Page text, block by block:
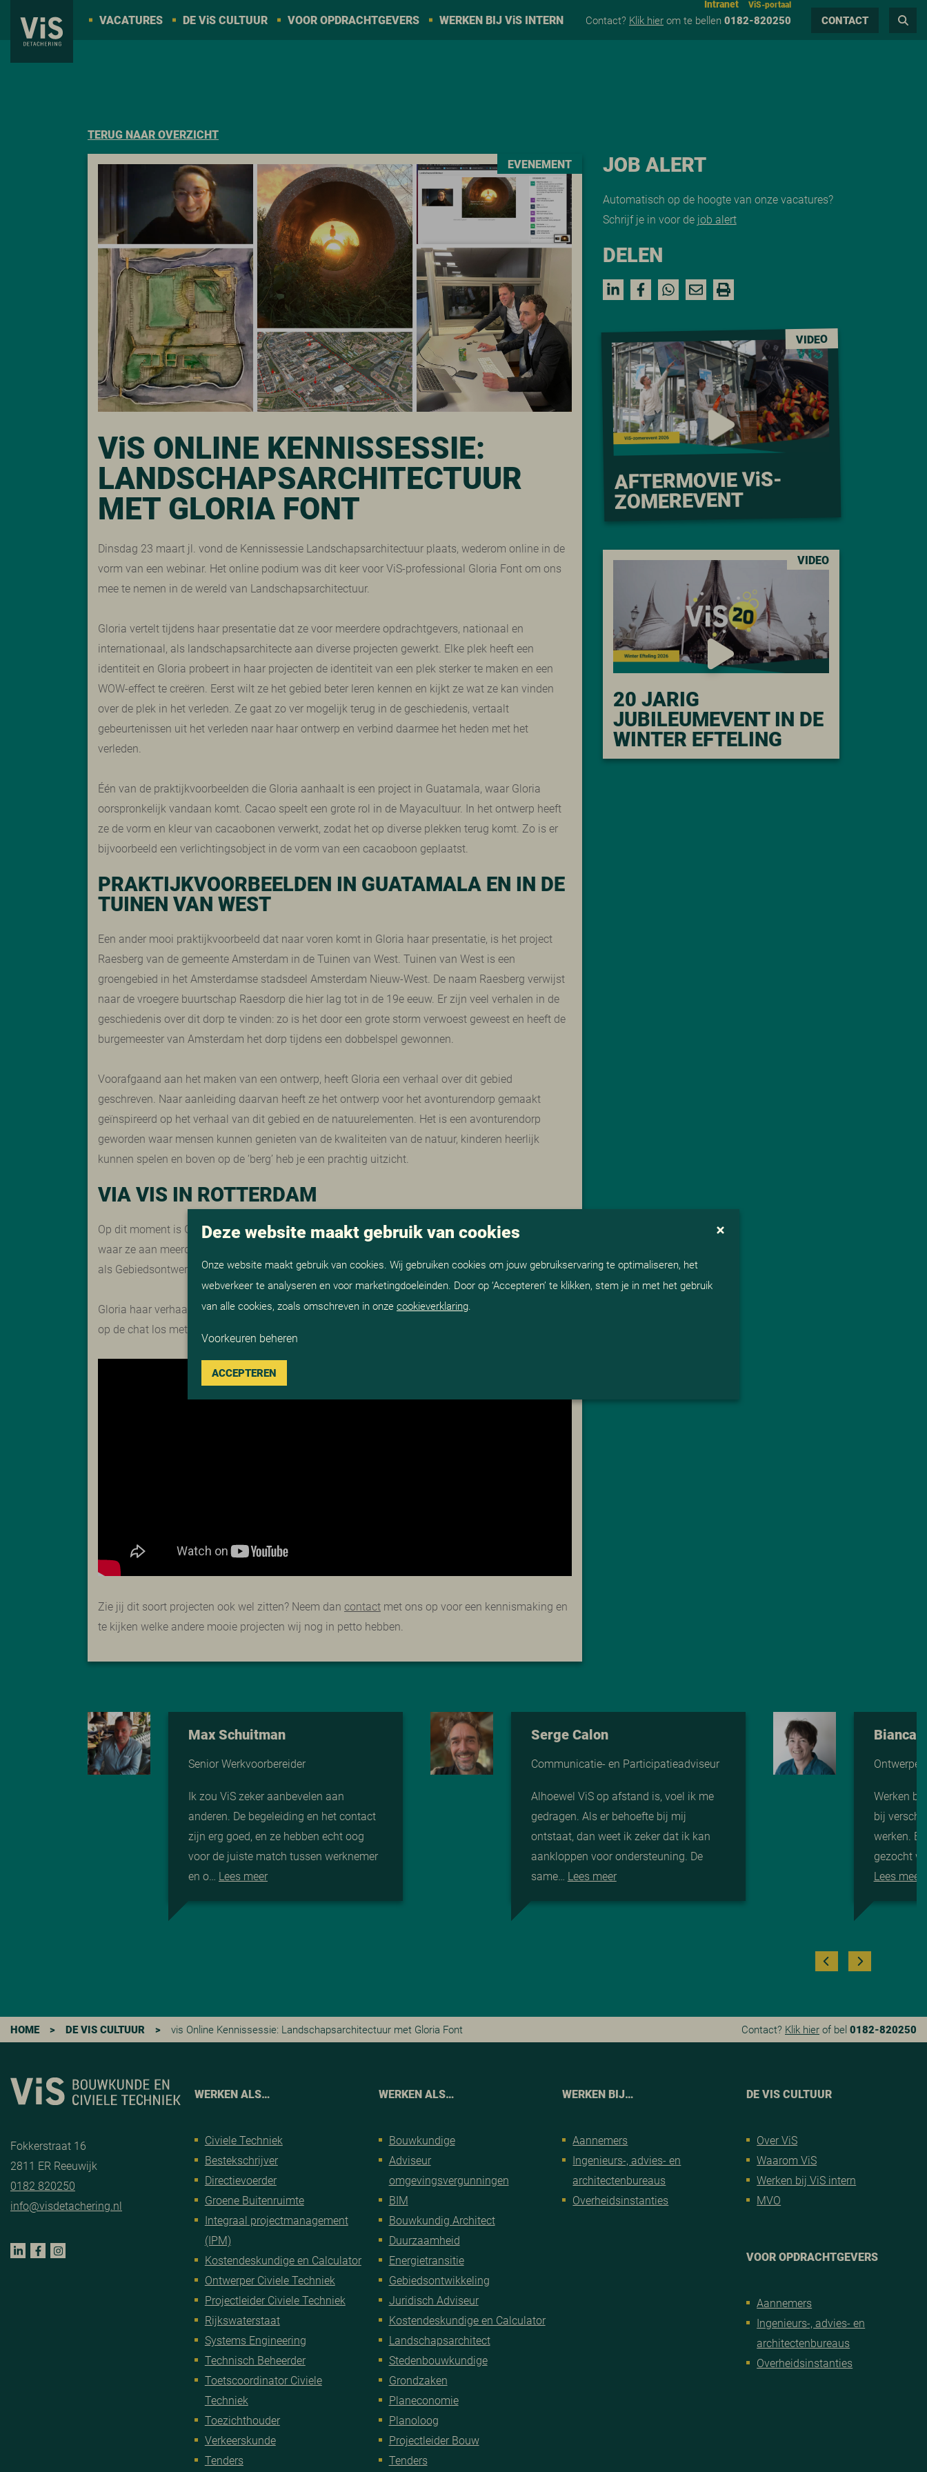
VACATURES DE ViS CULTUUR VOOR OPDRACHTGEVERS WERKEN BIJ ViS INTERN
Intranet ViS-portaal
Contact? Klik hier om te bellen 0182-820250 CONTACT
TERUG NAAR OVERZICHT
EVENEMENT
ViS ONLINE KENNISSESSIE:
LANDSCHAPSARCHITECTUUR
MET GLORIA FONT
Dinsdag 23 maart jl. vond de Kennissessie Landschapsarchitectuur plaats, wederom online in de
vorm van een webinar. Het online podium was dit keer voor ViS-professional Gloria Font om ons
mee te nemen in de wereld van Landschapsarchitectuur.
Gloria vertelt tijdens haar presentatie dat ze voor meerdere opdrachtgevers, nationaal en
internationaal, als landschapsarchitecte aan diverse projecten gewerkt. Elke plek heeft een
identiteit en Gloria probeert in haar projecten de identiteit van een plek sterker te maken en een
WOW-effect te creëren. Eerst wilt ze het gebied beter leren kennen en kijkt ze wat ze kan vinden
over de plek in het verleden. Ze gaat zo ver mogelijk terug in de geschiedenis, vertaalt
gebeurtenissen uit het verleden naar haar ontwerp en verbind daarmee het heden met het
verleden.
Één van de praktijkvoorbeelden die Gloria aanhaalt is een project in Guatamala, waar Gloria
oorspronkelijk vandaan komt. Cacao speelt een grote rol in de Mayacultuur. In het ontwerp heeft
ze de vorm en kleur van cacaobonen verwerkt, zodat het op diverse plekken terug komt. Zo is er
bijvoorbeeld een verlichtingsobject in de vorm van een cacaoboon geplaatst.
PRAKTIJKVOORBEELDEN IN GUATAMALA EN IN DE
TUINEN VAN WEST
Een ander mooi praktijkvoorbeeld dat naar voren komt in Gloria haar presentatie, is het project
Raesberg van de gemeente Amsterdam in de Tuinen van West. Tuinen van West is een
groengebied in het Amsterdamse stadsdeel Amsterdam Nieuw-West. De naam Raesberg verwijst
naar de vroegere buurtschap Raesdorp die hier lag tot in de 19e eeuw. Er zijn veel verhalen in de
geschiedenis over dit dorp te vinden: zo is het door een grote storm verwoest geweest en heeft de
burgemeester van Amsterdam het dorp tijdens een dobbelspel gewonnen.
Voorafgaand aan het maken van een ontwerp, heeft Gloria een verhaal over dit gebied
geschreven. Naar aanleiding daarvan heeft ze het ontwerp voor het avonturendorp gemaakt
geïnspireerd op het verhaal van dit gebied en de natuurelementen. Het is een avonturendorp
geworden waar mensen kunnen genieten van de kwaliteiten van de natuur, kinderen heerlijk
kunnen spelen en boven op de ‘berg’ heb je een prachtig uitzicht.
VIA VIS IN ROTTERDAM
Op dit moment is Gloria via ViS werkzaam alsLandschapsarchitect bij de gemeente Rotterdam,
waar ze aan meerdere projecten werkt. Voor de projecten Spaanse Polder en Overschie werkt ze
als Gebiedsontwerper.
Gloria haar verhaal werd goed ontvangen door alle ViS-collega’s en na afloop barste het gesprek
op de chat los met vragen, enthousiaste opmerkingen en complimenten.
Zie jij dit soort projecten ook wel zitten? Neem dan contact met ons op voor een kennismaking en
te kijken welke andere mooie projecten wij nog in petto hebben.
JOB ALERT
Automatisch op de hoogte van onze vacatures?
Schrijf je in voor de job alert
DELEN
VIDEO
AFTERMOVIE ViS-
ZOMEREVENT
VIDEO
20 JARIG
JUBILEUMEVENT IN DE
WINTER EFTELING
Max Schuitman
Senior Werkvoorbereider
Ik zou ViS zeker aanbevelen aan
anderen. De begeleiding en het contact
zijn erg goed, en ze hebben echt oog
voor de juiste match tussen werknemer
en o… Lees meer
Serge Calon
Communicatie- en Participatieadviseur
Alhoewel ViS op afstand is, voel ik me
gedragen. Als er behoefte bij mij
ontstaat, dan weet ik zeker dat ik kan
aankloppen voor ondersteuning. De
same… Lees meer
Bianca
Werken
bij
werken.
gezocht
Lees meer
HOME > DE VIS CULTUUR > vis Online Kennissessie: Landschapsarchitectuur met Gloria Font Contact? Klik hier of bel 0182-820250
Fokkerstraat 16
2811 ER Reeuwijk
0182 820250
info@visdetachering.nl
WERKEN ALS…
Civiele Techniek
Bestekschrijver
Directievoerder
Groene Buitenruimte
Integraal projectmanagement
(IPM)
Kostendeskundige en Calculator
Ontwerper Civiele Techniek
Projectleider Civiele Techniek
Rijkswaterstaat
Systems Engineering
Technisch Beheerder
Toetscoordinator Civiele
Techniek
Toezichthouder
Verkeerskunde
Tenders
WERKEN ALS…
Bouwkundige
Adviseur
omgevingsvergunningen
BIM
Bouwkundig Architect
Duurzaamheid
Energietransitie
Gebiedsontwikkeling
Juridisch Adviseur
Kostendeskundige en Calculator
Landschapsarchitect
Stedenbouwkundige
Grondzaken
Planeconomie
Planoloog
Projectleider Bouw
Tenders
WERKEN BIJ…
Aannemers
Ingenieurs-, advies- en
architectenbureaus
Overheidsinstanties
DE VIS CULTUUR
Over ViS
Waarom ViS
Werken bij ViS intern
MVO
VOOR OPDRACHTGEVERS
Aannemers
Ingenieurs-, advies- en
architectenbureaus
Overheidsinstanties
Deze website maakt gebruik van cookies
Onze website maakt gebruik van cookies. Wij gebruiken cookies om jouw gebruikservaring te optimaliseren, het
webverkeer te analyseren en voor marketingdoeleinden. Door op ‘Accepteren’ te klikken, stem je in met het gebruik
van alle cookies, zoals omschreven in onze cookieverklaring
Voorkeuren beheren
ACCEPTEREN